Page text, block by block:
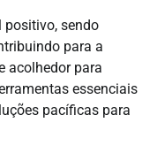
positivo, sendo
para a
acolhedor para
essenciais
pacíficas para